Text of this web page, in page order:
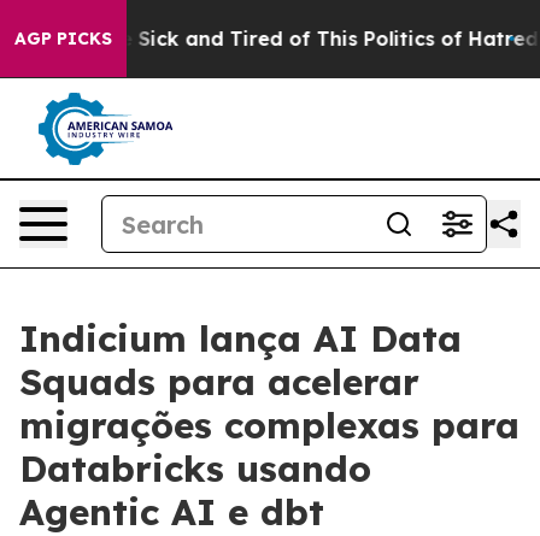
AGP PICKS
Are Sick and Tired of This Politics of Hatred” The
Indicium lança AI Data
Squads para acelerar
migrações complexas para
Databricks usando
Agentic AI e dbt